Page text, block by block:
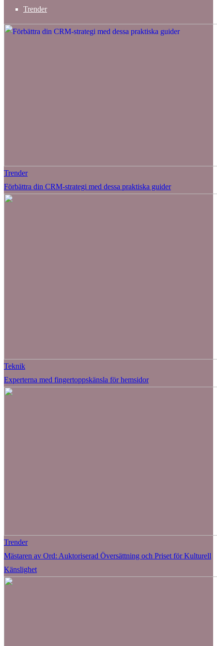
Trender
Trender
Förbättra din CRM-strategi med dessa praktiska guider
Teknik
Experterna med fingertoppskänsla för hemsidor
Trender
Mästaren av Ord: Auktoriserad Översättning och Priset för Kulturell
Känslighet